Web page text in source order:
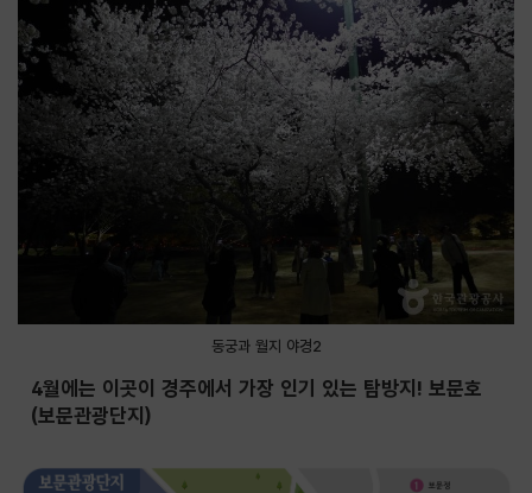
동궁과 월지 야경2
4월에는 이곳이 경주에서 가장 인기 있는 탐방지! 보문호
(보문관광단지)